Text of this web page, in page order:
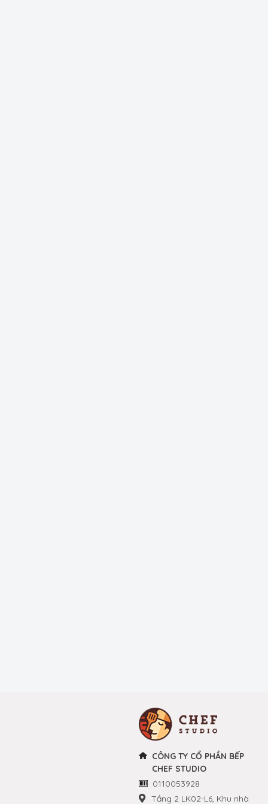
CÔNG TY CỔ PHẦN BẾP
CHEF STUDIO
0110053928
Tầng 2 LK02-L6, Khu nhà